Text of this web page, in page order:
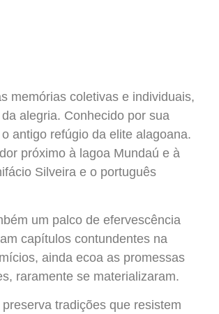
memórias coletivas e individuais,
alegria. Conhecido por sua
antigo refúgio da elite alagoana.
próximo à lagoa Mundaú e à
Silveira e o português
um palco de efervescência
capítulos contundentes na
ainda ecoa as promessas
raramente se materializaram.
tradições que resistem